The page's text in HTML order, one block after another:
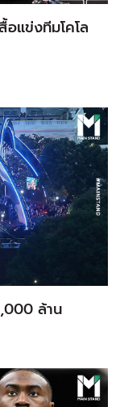
อแข่งทีมโคโล
ล้าน